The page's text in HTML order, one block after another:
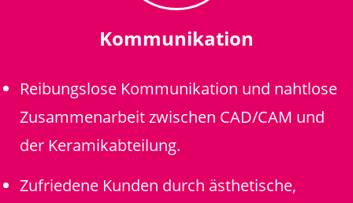
Kommunikation
Reibungslose Kommunikation und nahtlose
Zusammenarbeit zwischen CAD/CAM und
der Keramikabteilung.
Zufriedene Kunden durch ästhetische,